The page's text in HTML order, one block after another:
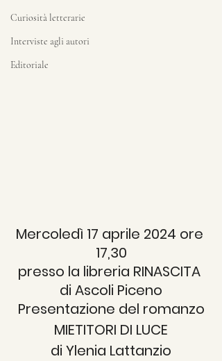
Curiosità letterarie
Interviste agli autori
Editoriale
Mercoledì 17 aprile 2024 ore
17,30
presso la libreria RINASCITA
di Ascoli Piceno
Presentazione del romanzo
MIETITORI DI LUCE
di Ylenia Lattanzio